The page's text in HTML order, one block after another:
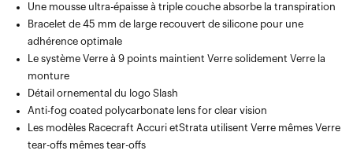
Une mousse ultra-épaisse à triple couche absorbe la transpiration
Bracelet de 45 mm de large recouvert de silicone pour une
adhérence optimale
Le système Verre à 9 points maintient Verre solidement Verre la
monture
Détail ornemental du logo Slash
Anti-fog coated polycarbonate lens for clear vision
Les modèles Racecraft Accuri etStrata utilisent Verre mêmes Verre
tear-offs mêmes tear-offs